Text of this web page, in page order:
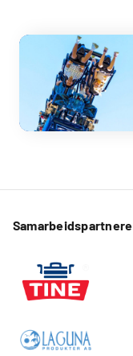
Samarbeidspartnere